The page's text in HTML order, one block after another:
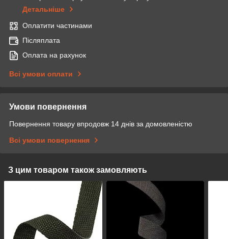
Детальніше
Оплатити частинами
Післяплата
Оплата на рахунок
Всі умови оплати
Умови повернення
Повернення товару впродовж 14 днів за домовленістю
Всі умови повернення
З цим товаром також замовляють